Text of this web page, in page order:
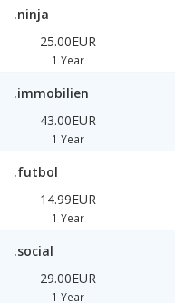
.ninja
25.00EUR
1 Year
.immobilien
43.00EUR
1 Year
.futbol
14.99EUR
1 Year
.social
29.00EUR
1 Year